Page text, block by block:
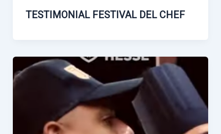
TESTIMONIAL FESTIVAL DEL CHEF